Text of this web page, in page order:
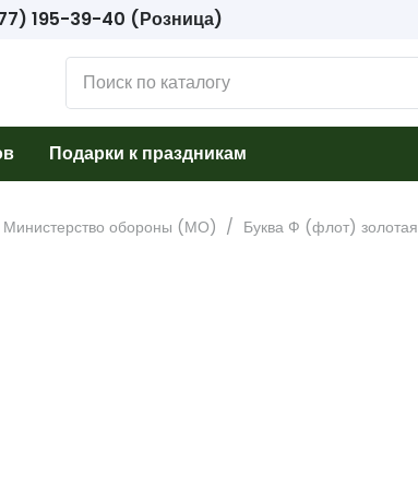
195-39-40 (Розница)
Подарки к праздникам
Министерство обороны (МО) / Буква Ф (флот) золотая